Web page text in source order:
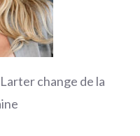
change de la